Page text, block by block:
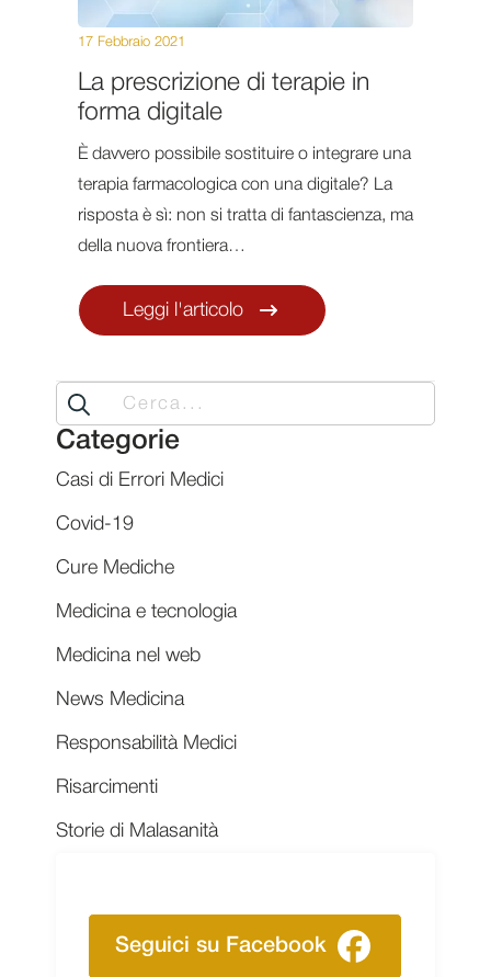
La prescrizione di terapie in
forma digitale
17 Febbraio 2021
È davvero possibile sostituire o integrare una
terapia farmacologica con una digitale? La
risposta è sì: non si tratta di fantascienza, ma
della nuova frontiera…
Leggi l'articolo
Search
for:
Categorie
Casi di Errori Medici
Covid-19
Cure Mediche
Medicina e tecnologia
Medicina nel web
News Medicina
Responsabilità Medici
Risarcimenti
Storie di Malasanità
Seguici su Facebook